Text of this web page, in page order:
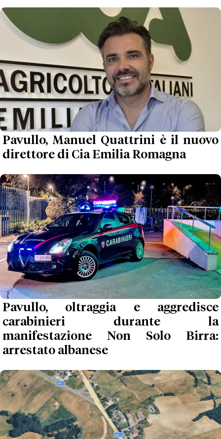
Pavullo, Manuel Quattrini è il nuovo
direttore di Cia Emilia Romagna
Pavullo, oltraggia e aggredisce
carabinieri durante la
manifestazione Non Solo Birra:
arrestato albanese